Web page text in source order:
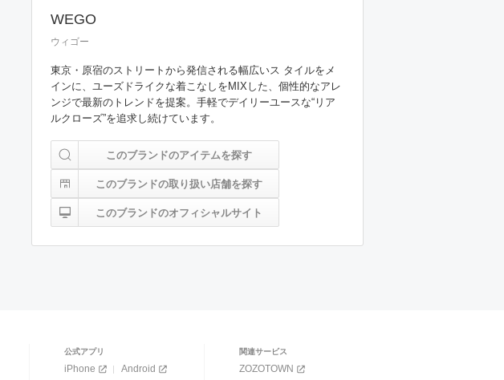
WEGO
ウィゴー
東京・原宿のストリートから発信される幅広いス タイルをメ
インに、ユーズドライクな着こなしをMIXした、個性的なアレ
ンジで最新のトレンドを提案。手軽でデイリーユースな“リア
ルクローズ”を追求し続けています。
このブランドのアイテムを探す
このブランドの取り扱い店舗を探す
このブランドのオフィシャルサイト
公式アプリ
iPhone Android
関連サービス
ZOZOTOWN